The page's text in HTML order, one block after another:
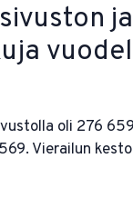
ja
oli 276
Vierailun